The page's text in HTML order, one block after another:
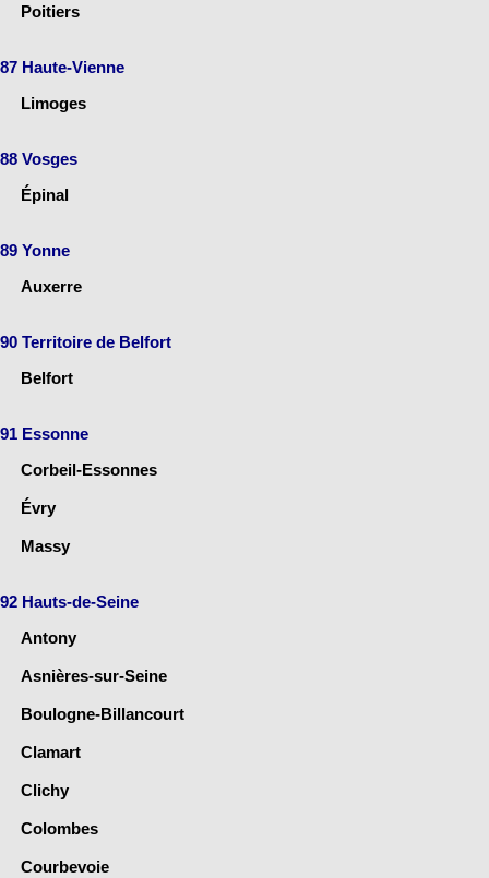
Poitiers
87 Haute-Vienne
Limoges
88 Vosges
Épinal
89 Yonne
Auxerre
90 Territoire de Belfort
Belfort
91 Essonne
Corbeil-Essonnes
Évry
Massy
92 Hauts-de-Seine
Antony
Asnières-sur-Seine
Boulogne-Billancourt
Clamart
Clichy
Colombes
Courbevoie